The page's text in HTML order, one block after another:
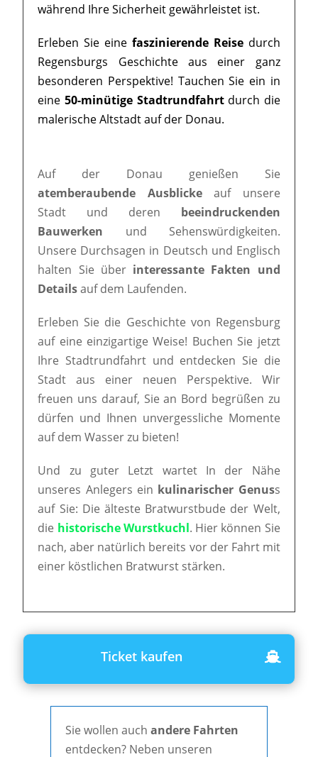
während Ihre Sicherheit gewährleistet ist.
Erleben Sie eine faszinierende Reisedurch
Regensburgs Geschichte aus einer ganz
besonderen Perspektive! Tauchen Sie ein in
eine 50-minütige Stadtrundfahrtdurch die
malerische Altstadt auf der Donau.
Auf der Donau genießen Sie
atemberaubende Ausblickeauf unsere
Stadt und deren beeindruckenden
Bauwerken und Sehenswürdigkeiten.
Unsere Durchsagen in Deutsch und Englisch
halten Sie über interessante Fakten und
Detailsauf dem Laufenden.
Erleben Sie die Geschichte von Regensburg
auf eine einzigartige Weise! Buchen Sie jetzt
Ihre Stadtrundfahrt und entdecken Sie die
Stadt aus einer neuen Perspektive. Wir
freuen uns darauf, Sie an Bord begrüßen zu
dürfen und Ihnen unvergessliche Momente
auf dem Wasser zu bieten!
Und zu guter Letzt wartet In der Nähe
unseres Anlegers ein kulinarischer Genuss
auf Sie: Die älteste Bratwurstbude der Welt,
die historische Wurstkuchl. Hier können Sie
nach, aber natürlich bereits vor der Fahrt mit
einer köstlichen Bratwurst stärken.
Ticket kaufen
Sie wollen auch andere Fahrten
entdecken? Neben unseren